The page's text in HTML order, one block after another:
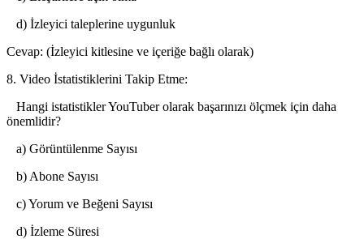
d) İzleyici taleplerine uygunluk
Cevap: (İzleyici kitlesine ve içeriğe bağlı olarak)
8. Video İstatistiklerini Takip Etme:
Hangi istatistikler YouTuber olarak başarınızı ölçmek için daha
önemlidir?
a) Görüntülenme Sayısı
b) Abone Sayısı
c) Yorum ve Beğeni Sayısı
d) İzleme Süresi